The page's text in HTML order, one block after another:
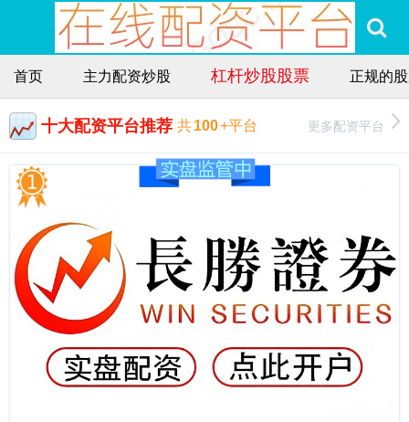
首页 主力配资炒股 杠杆炒股股票 正规的
十大配资平台推荐 共100+平台 更多配资平台